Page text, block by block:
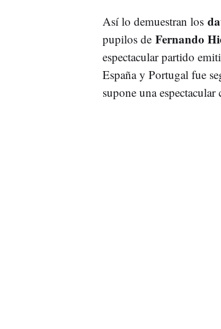
Así lo demuestran los
pupilos de Fernando
espectacular partido
España y Portugal fue
supone una